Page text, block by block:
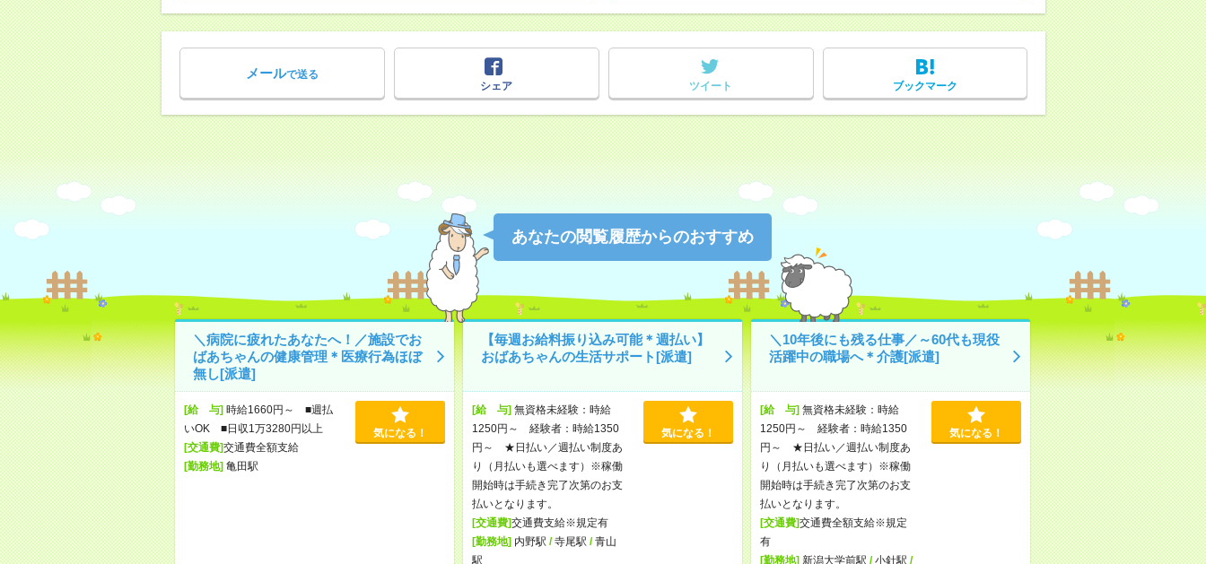
メールで送る
シェア
ツイート ブックマーク
あなたの閲覧履歴からのおすすめ
＼病院に疲れたあなたへ！／施設でお
ばあちゃんの健康管理＊医療行為ほぼ
無し[派遣]
[給 与]時給1660円～ ■週払
いOK ■日収1万3280円以上
[交通費]交通費全額支給
[勤務地]亀田駅
気になる！
【毎週お給料振り込み可能＊週払い】
おばあちゃんの生活サポート[派遣]
[給 与]無資格未経験：時給
1250円～ 経験者：時給1350
円～ ★日払い／週払い制度あ
り（月払いも選べます）※稼働
開始時は手続き完了次第のお支
払いとなります。
[交通費]交通費支給※規定有
[勤務地]内野駅 /寺尾駅 /青山
駅
気になる！
＼10年後にも残る仕事／～60代も現役
活躍中の職場へ＊介護[派遣]
[給 与]無資格未経験：時給
1250円～ 経験者：時給1350
円～ ★日払い／週払い制度あ
り（月払いも選べます）※稼働
開始時は手続き完了次第のお支
払いとなります。
[交通費]交通費全額支給※規定
有
[勤務地]新潟大学前駅 /小針駅 /
気になる！